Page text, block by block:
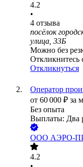
4.2
•
4 отзыва
посёлок
улица, 33Б
Можно без
Откликнитесь
Откликнуться
Оператор
от 60 000 ₽ за
Без опыта
Выплаты: Два
ООО АЭРО-
4.2